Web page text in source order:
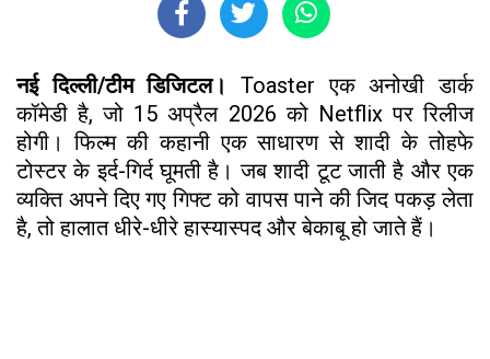
नई दिल्ली/टीम डिजिटल। Toaster एक अनोखी डार्क
कॉमेडी है, जो 15 अप्रैल 2026 को Netflix पर रिलीज
होगी। फिल्म की कहानी एक साधारण से शादी के तोहफे
टोस्टर के इर्द-गिर्द घूमती है। जब शादी टूट जाती है और एक
व्यक्ति अपने दिए गए गिफ्ट को वापस पाने की जिद पकड़ लेता
है, तो हालात धीरे-धीरे हास्यास्पद और बेकाबू हो जाते हैं।